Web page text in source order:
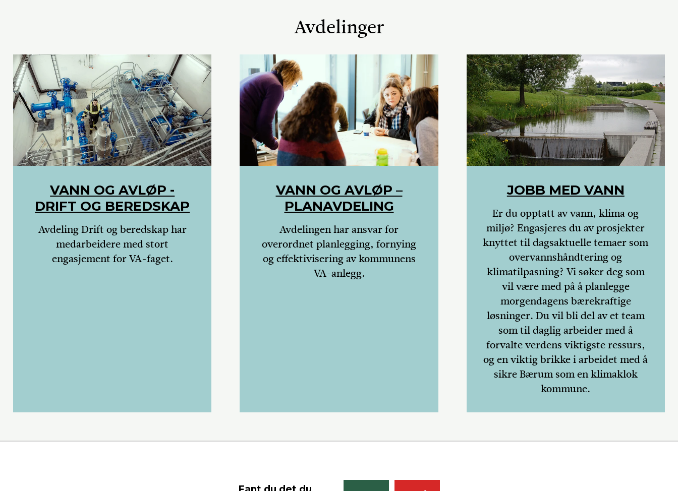
Avdelinger
VANN OG AVLØP -
DRIFT OG BEREDSKAP
Avdeling Drift og beredskap har
medarbeidere med stort
engasjement for VA-faget.
VANN OG AVLØP –
PLANAVDELING
Avdelingen har ansvar for
overordnet planlegging, fornying
og effektivisering av kommunens
VA-anlegg.
JOBB MED VANN
Er du opptatt av vann, klima og
miljø? Engasjeres du av prosjekter
knyttet til dagsaktuelle temaer som
overvannshåndtering og
klimatilpasning? Vi søker deg som
vil være med på å planlegge
morgendagens bærekraftige
løsninger. Du vil bli del av et team
som til daglig arbeider med å
forvalte verdens viktigste ressurs,
og en viktig brikke i arbeidet med å
sikre Bærum som en klimaklok
kommune.